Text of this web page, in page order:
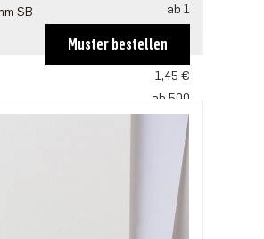
SB
ab 1
ab 250
1,45 €
ab 500
1,41 €
ab 1250
1,21 €
ab 2500
0,97 €
Muster bestellen